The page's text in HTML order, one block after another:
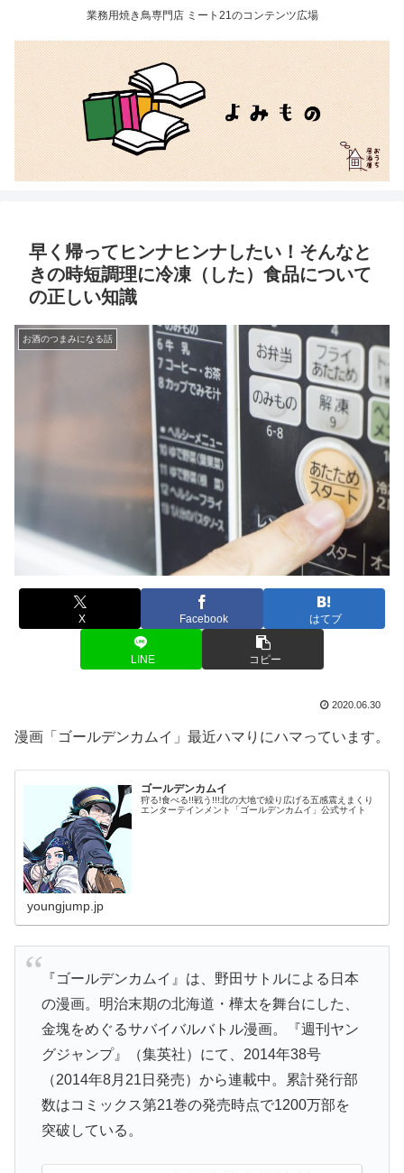
業務用焼き鳥専門店 ミート21のコンテンツ広場
早く帰ってヒンナヒンナしたい！そんなと
きの時短調理に冷凍（した）食品について
の正しい知識
お酒のつまみになる話
X Facebook はてブ
LINE コピー
2020.06.30
漫画「ゴールデンカムイ」最近ハマりにハマっています。
ゴールデンカムイ
狩る!食べる!!戦う!!!北の大地で繰り広げる五感震えまくり
エンターテインメント「ゴールデンカムイ」公式サイト
youngjump.jp
『ゴールデンカムイ』は、野田サトルによる日本
の漫画。明治末期の北海道・樺太を舞台にした、
金塊をめぐるサバイバルバトル漫画。『週刊ヤン
グジャンプ』（集英社）にて、2014年38号
（2014年8月21日発売）から連載中。累計発行部
数はコミックス第21巻の発売時点で1200万部を
突破している。